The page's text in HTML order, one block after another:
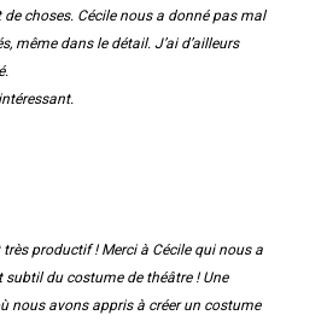
choses. Cécile nous a donné pas mal
même dans le détail. J’ai d’ailleurs
productif ! Merci à Cécile qui nous a
subtil du costume de théâtre ! Une
nous avons appris à créer un costume